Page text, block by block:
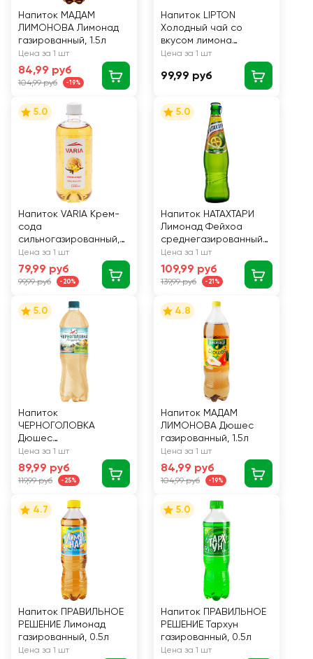
Напиток МАДАМ
ЛИМОНОВА Лимонад
газированный, 1.5л
Цена за 1 шт
84,99 руб
104,99 руб -19%
Напиток LIPTON
Холодный чай со
вкусом лимона
негазированный, 0.5л
Цена за 1 шт
99,99 руб
5.0
Напиток VARIA Крем-
сода
сильногазированный,
0.555л
Цена за 1 шт
79,99 руб
99,99 руб -20%
5.0
Напиток НАТАХТАРИ
Лимонад Фейхоа
среднегазированный,
0.5л
Цена за 1 шт
109,99 руб
139,99 руб -21%
5.0
Напиток
ЧЕРНОГОЛОВКА
Дюшес
сильногазированный,
1л
Цена за 1 шт
89,99 руб
119,99 руб -25%
4.8
Напиток МАДАМ
ЛИМОНОВА Дюшес
газированный, 1.5л
Цена за 1 шт
84,99 руб
104,99 руб -19%
4.7
Напиток ПРАВИЛЬНОЕ
РЕШЕНИЕ Лимонад
газированный, 0.5л
Цена за 1 шт
5.0
Напиток ПРАВИЛЬНОЕ
РЕШЕНИЕ Тархун
газированный, 0.5л
Цена за 1 шт